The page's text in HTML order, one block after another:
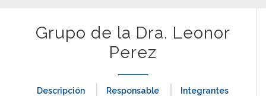
Grupo de la Dra. Leonor
Perez
Descripción Responsable
Integrantes